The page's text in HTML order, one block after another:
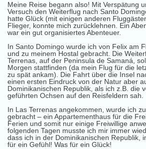
Meine Reise begann also! Mit Verspätung
Versuch den Weiterflug nach Santo
hatte Glück (mit einigen anderen
Flieger, konnte mich zurücklehnen. Ein
war ein gut organisiertes Abenteuer.
In Santo Domingo wurde ich von Felix am
und zu meinem Hostal gebracht. Die
Terrenas, auf der Peninsula de Samaná,
Morgen stattfinden (da mein Flug für die
zu spät ankam). Die Fahrt über die Insel
einen ersten Eindruck von der Natur aber
Dominikanischen Republik, als ich z.B. die
geführten Ochsen auf den Reisfeldern sah.
In Las Terrenas angekommen, wurde ich
gebracht – ein Appartementhaus für die
Ferien und somit nur einige Freiwillige
folgenden Tagen musste ich mir immer
dass ich in der Dominikanischen Republik,
für ein Gefühl! Was für ein Glück!